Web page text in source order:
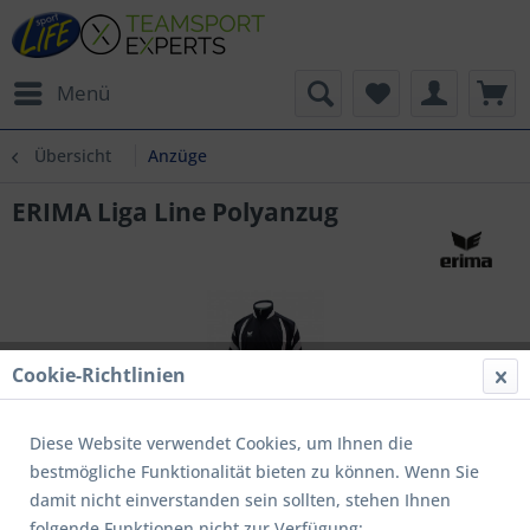
Menü
Übersicht Anzüge
ERIMA Liga Line Polyanzug
Cookie-Richtlinien
Diese Website verwendet Cookies, um Ihnen die
bestmögliche Funktionalität bieten zu können. Wenn Sie
damit nicht einverstanden sein sollten, stehen Ihnen